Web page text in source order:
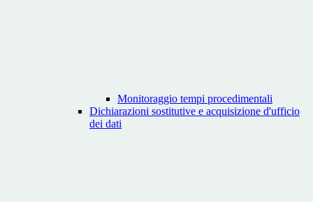
Monitoraggio tempi procedimentali
Dichiarazioni sostitutive e acquisizione d'ufficio
dei dati